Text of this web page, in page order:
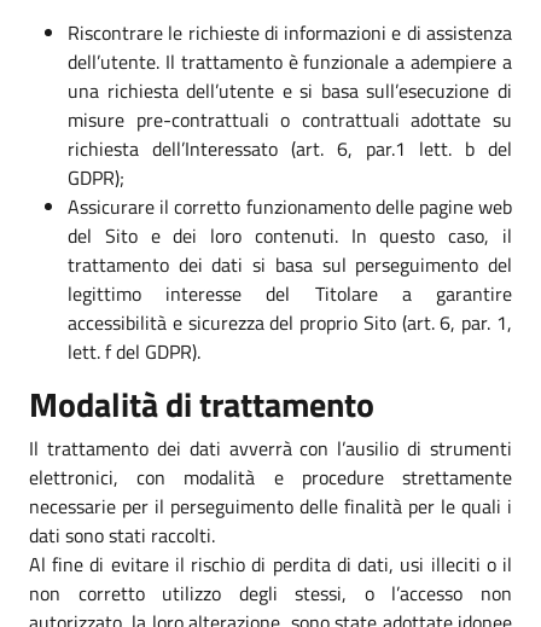
Riscontrare le richieste di informazioni e di assistenza
dell’utente. Il trattamento è funzionale a adempiere a
una richiesta dell’utente e si basa sull’esecuzione di
misure pre-contrattuali o contrattuali adottate su
richiesta dell’Interessato (art. 6, par.1 lett. b del
GDPR);
Assicurare il corretto funzionamento delle pagine web
del Sito e dei loro contenuti. In questo caso, il
trattamento dei dati si basa sul perseguimento del
legittimo interesse del Titolare a garantire
accessibilità e sicurezza del proprio Sito (art. 6, par. 1,
lett. f del GDPR).
Modalità di trattamento
Il trattamento dei dati avverrà con l’ausilio di strumenti
elettronici, con modalità e procedure strettamente
necessarie per il perseguimento delle finalità per le quali i
dati sono stati raccolti.
Al fine di evitare il rischio di perdita di dati, usi illeciti o il
non corretto utilizzo degli stessi, o l’accesso non